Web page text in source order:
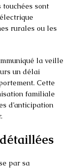
sont
rurales ou les
la veille
un délai
Cette
familiale
d’anticipation
par sa